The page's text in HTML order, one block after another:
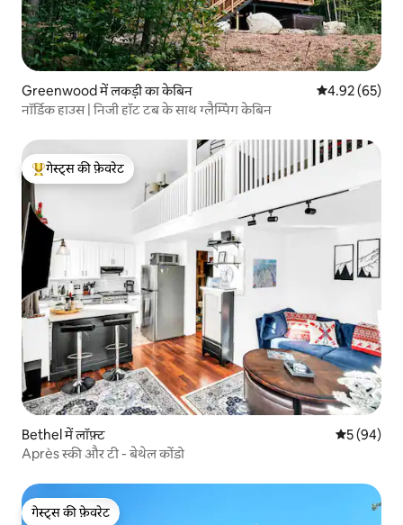
Greenwood में लकड़ी का केबिन औसत रेटिंग 5 में
4.92 (65)
नॉर्डिक हाउस | निजी हॉट टब के साथ ग्लैम्पिंग केबिन
गेस्ट्स का टॉप फ़ेवरेट
गेस्ट्स की फ़ेवरेट
Bethel में लॉफ़्ट औसत रेटिंग
5 (94)
Après स्की और टी - बेथेल कोंडो
गेस्ट्स की फ़ेवरेट